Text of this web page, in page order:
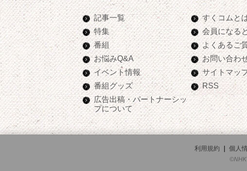
記事一覧
特集
番組
お悩みQ&A
イベント情報
番組グッズ
広告出稿・パートナーシッ
プについて
すくコムと
会員になる
よくあるご
お問い合わ
サイトマッ
RSS
利用規約 個人
©NHK